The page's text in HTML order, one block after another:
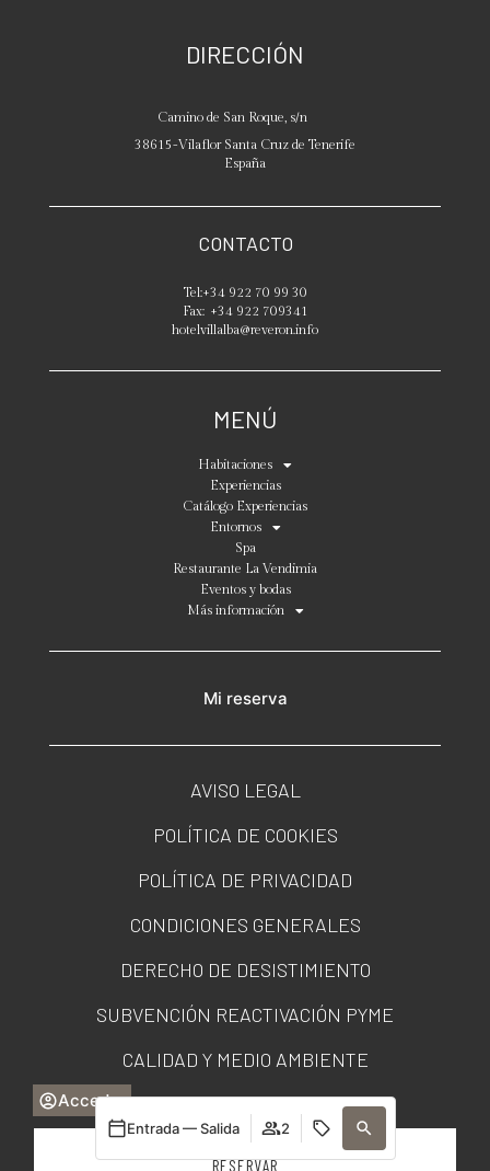
Acceder
RESERVAR
Entrada — Salida 2
DIRECCIÓN
Camino de San Roque, s/n
38615-Vilaflor Santa Cruz de Tenerife
España
CONTACTO
Tel:+34 922 70 99 30
Fax: +34 922 709341
hotelvillalba@reveron.info
MENÚ
Habitaciones
Experiencias
Catálogo Experiencias
Entornos
Spa
Restaurante La Vendimia
Eventos y bodas
Más información
Mi reserva
AVISO LEGAL
POLÍTICA DE COOKIES
POLÍTICA DE PRIVACIDAD
CONDICIONES GENERALES
DERECHO DE DESISTIMIENTO
SUBVENCIÓN REACTIVACIÓN PYME
CALIDAD Y MEDIO AMBIENTE
PORTAL DE TRANSPARENCIA